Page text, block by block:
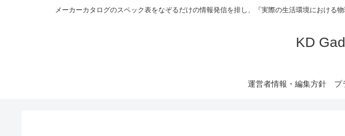
メーカーカタログのスペック表をなぞるだけの情報発信を排し、『実際の生活環境におけ
KD
運営者情報・編集方針 プ